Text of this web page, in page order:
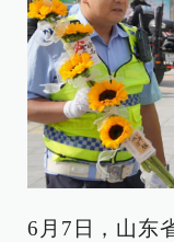
6月7日，山东